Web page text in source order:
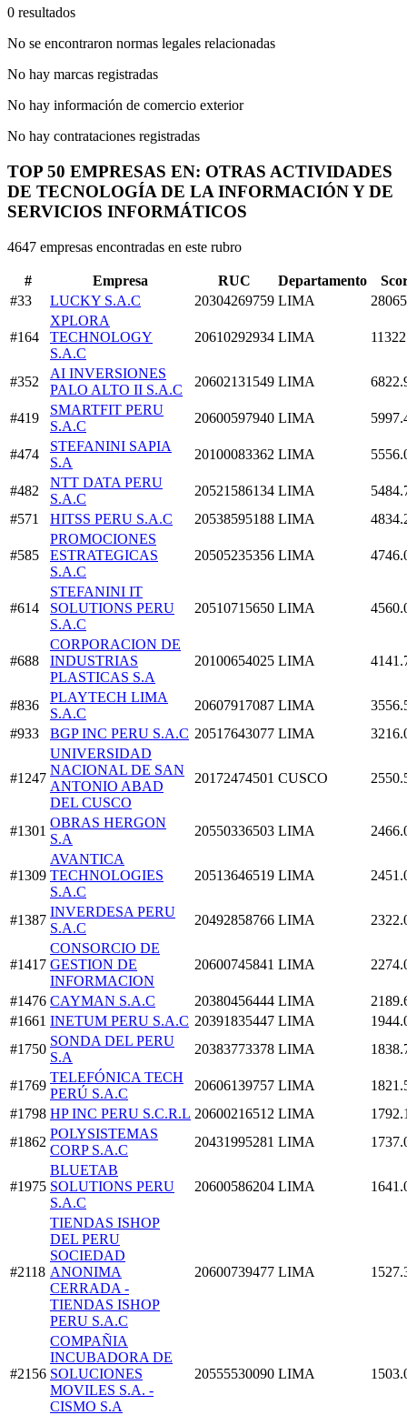
0 resultados
No se encontraron normas legales relacionadas
No hay marcas registradas
No hay información de comercio exterior
No hay contrataciones registradas
TOP 50 EMPRESAS EN: OTRAS ACTIVIDADES
DE TECNOLOGÍA DE LA INFORMACIÓN Y DE
SERVICIOS INFORMÁTICOS
4647 empresas encontradas en este rubro
# Empresa RUC Departamento
#33
LUCKY S.A.C 20304269759 LIMA
#164
XPLORA
TECHNOLOGY
S.A.C
20610292934 LIMA
#352
AI INVERSIONES
PALO ALTO II S.A.C
20602131549 LIMA
#419
SMARTFIT PERU
S.A.C
20600597940 LIMA
#474
STEFANINI SAPIA
S.A
20100083362 LIMA
#482
NTT DATA PERU
S.A.C
20521586134 LIMA
#571
HITSS PERU S.A.C 20538595188 LIMA
#585
PROMOCIONES
ESTRATEGICAS
S.A.C
20505235356 LIMA
#614
STEFANINI IT
SOLUTIONS PERU
S.A.C
20510715650 LIMA
#688
CORPORACION DE
INDUSTRIAS
PLASTICAS S.A
20100654025 LIMA
#836
PLAYTECH LIMA
S.A.C
20607917087 LIMA
#933
BGP INC PERU S.A.C 20517643077 LIMA
#1247
UNIVERSIDAD
NACIONAL DE SAN
ANTONIO ABAD
DEL CUSCO
20172474501 CUSCO
#1301
OBRAS HERGON
S.A
20550336503 LIMA
#1309
AVANTICA
TECHNOLOGIES
S.A.C
20513646519 LIMA
#1387
INVERDESA PERU
S.A.C
20492858766 LIMA
#1417
CONSORCIO DE
GESTION DE
INFORMACION
20600745841 LIMA
#1476 CAYMAN S.A.C 20380456444 LIMA
#1661 INETUM PERU S.A.C 20391835447 LIMA
#1750
SONDA DEL PERU
S.A
20383773378 LIMA
#1769
TELEFÓNICA TECH
PERÚ S.A.C
20606139757 LIMA
#1798 HP INC PERU S.C.R.L 20600216512 LIMA
#1862
POLYSISTEMAS
CORP S.A.C
20431995281 LIMA
#1975
BLUETAB
SOLUTIONS PERU
S.A.C
20600586204 LIMA
#2118
TIENDAS ISHOP
DEL PERU
SOCIEDAD
ANONIMA
CERRADA -
TIENDAS ISHOP
PERU S.A.C
20600739477 LIMA
#2156
COMPAÑIA
INCUBADORA DE
SOLUCIONES
MOVILES S.A. -
CISMO S.A
20555530090 LIMA